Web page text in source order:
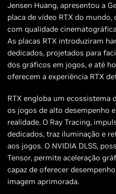
Jensen Huang, apresentou a
placa de vídeo RTX do
com qualidade
As placas RTX introduziram
dedicados, projetados para
dos gráficos em jogos, e até
oferecem a experiência RTX
RTX engloba um ecossistema
os jogos de alto desempenho
realidade. O Ray Tracing,
dedicados, traz iluminação e
aos jogos. O NVIDIA DLSS,
Tensor, permite aceleração
capaz de oferecer
imagem aprimorada.